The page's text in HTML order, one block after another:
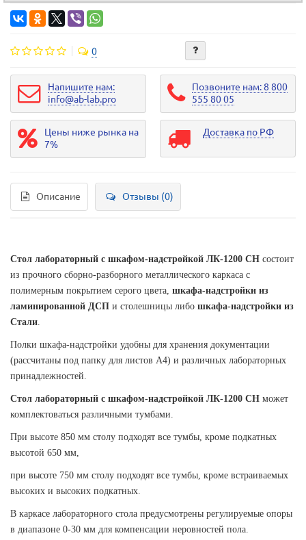
0
Напишите нам:
info@ab-lab.pro
Позвоните нам: 8 800
555 80 05
Цены ниже рынка на
7%
Доставка по РФ
Описание Отзывы (0)
Стол лабораторный с шкафом-надстройкой ЛК-1200 СН состоит
из прочного сборно-разборного металлического каркаса с
полимерным покрытием серого цвета, шкафа-надстройки из
ламинированной ДСП и столешницы либо шкафа-надстройки из
Стали.
Полки шкафа-надстройки удобны для хранения документации
(рассчитаны под папку для листов А4) и различных лабораторных
принадлежностей.
Стол лабораторный с шкафом-надстройкой ЛК-1200 СН может
комплектоваться различными тумбами.
При высоте 850 мм столу подходят все тумбы, кроме подкатных
высотой 650 мм,
при высоте 750 мм столу подходят все тумбы, кроме встраиваемых
высоких и высоких подкатных.
В каркасе лабораторного стола предусмотрены регулируемые опоры
в диапазоне 0-30 мм для компенсации неровностей пола.